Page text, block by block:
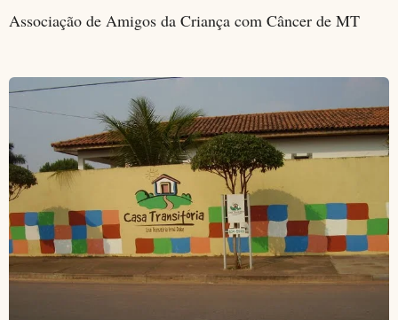
Associação de Amigos da Criança com Câncer de MT